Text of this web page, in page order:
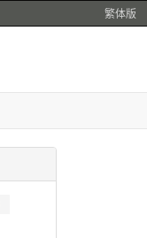
繁体版